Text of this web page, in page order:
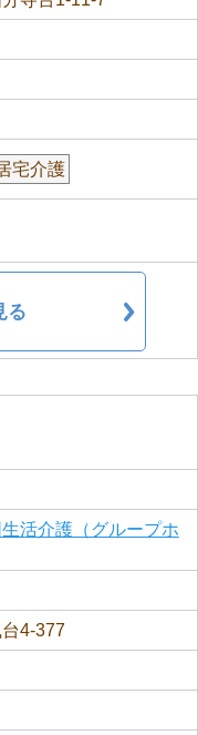
宅介護
る
活介護（グループホ
4-377